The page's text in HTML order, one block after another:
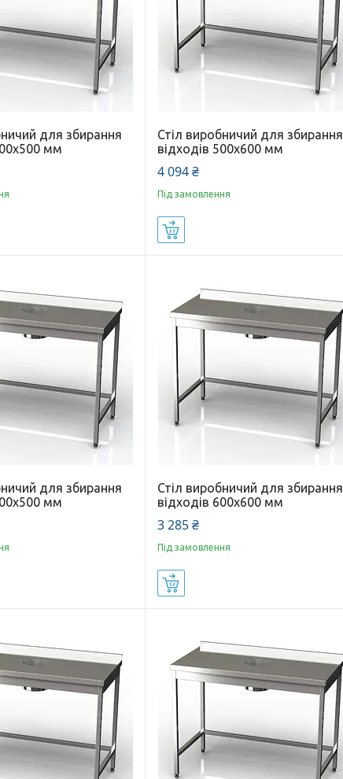
для збирання
мм
Стіл виробничий для збирання
відходів 500x600 мм
4 094 ₴
Під замовлення
для збирання
мм
Стіл виробничий для збирання
відходів 600x600 мм
3 285 ₴
Під замовлення